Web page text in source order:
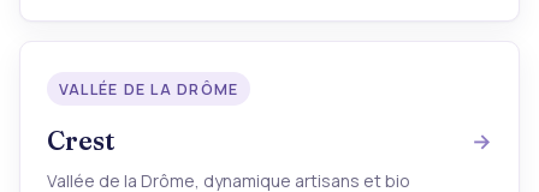
VALLÉE DE LA DRÔME
Crest
Vallée de la Drôme, dynamique artisans et bio